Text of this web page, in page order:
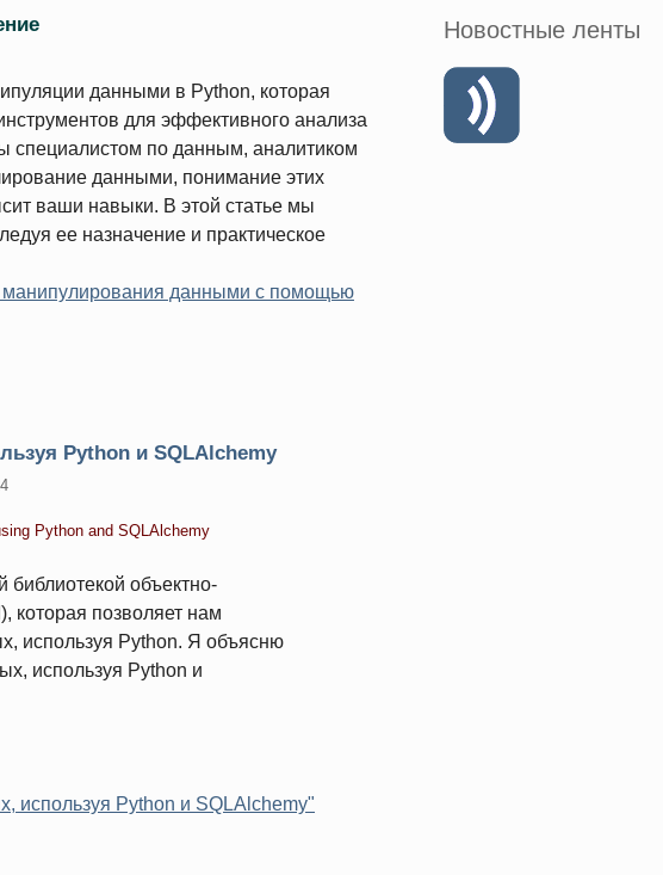
данными в Python, которая
для эффективного анализа
специалистом по данным, аналитиком
данными, понимание этих
ваши навыки. В этой статье мы
ее назначение и практическое
манипулирования данными с помощью
Python и SQLAlchemy
Python and SQLAlchemy
объектно-
которая позволяет нам
используя Python. Я объясню
используя Python и
используя Python и SQLAlchemy"
Новостные ленты